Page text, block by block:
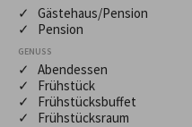
✓ Gästehaus/Pension
✓ Pension
GENUSS
✓ Abendessen
✓ Frühstück
✓ Frühstücksbuffet
✓ Frühstücksraum